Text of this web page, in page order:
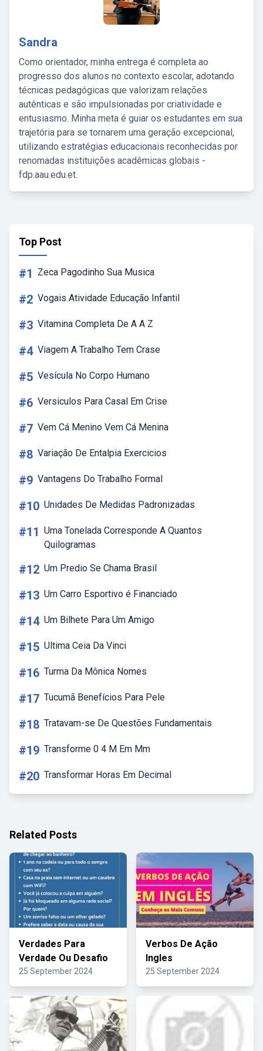
Sandra
Como orientador, minha entrega é completa ao
progresso dos alunos no contexto escolar, adotando
técnicas pedagógicas que valorizam relações
autênticas e são impulsionadas por criatividade e
entusiasmo. Minha meta é guiar os estudantes em sua
trajetória para se tornarem uma geração excepcional,
utilizando estratégias educacionais reconhecidas por
renomadas instituições acadêmicas globais -
fdp.aau.edu.et.
Top Post
#1 Zeca Pagodinho Sua Musica
#2 Vogais Atividade Educação Infantil
#3 Vitamina Completa De A A Z
#4 Viagem A Trabalho Tem Crase
#5 Vesícula No Corpo Humano
#6 Versiculos Para Casal Em Crise
#7 Vem Cá Menino Vem Cá Menina
#8 Variação De Entalpia Exercicios
#9 Vantagens Do Trabalho Formal
#10 Unidades De Medidas Padronizadas
#11 Uma Tonelada Corresponde A Quantos
Quilogramas
#12 Um Predio Se Chama Brasil
#13 Um Carro Esportivo é Financiado
#14 Um Bilhete Para Um Amigo
#15 Ultima Ceia Da Vinci
#16 Turma Da Mônica Nomes
#17 Tucumã Benefícios Para Pele
#18 Tratavam-se De Questões Fundamentais
#19 Transforme 0 4 M Em Mm
#20 Transformar Horas Em Decimal
Related Posts
Verdades Para
Verdade Ou Desafio
25 September 2024
Verbos De Ação
Ingles
25 September 2024